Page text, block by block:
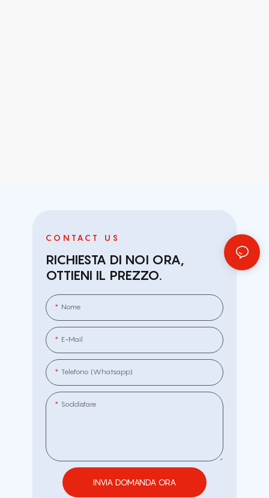
CONTACT US
RICHIESTA DI NOI ORA,
OTTIENI IL PREZZO.
Nome
E-Mail
Telefono (whatsapp)
Soddisfare
INVIA DOMANDA ORA